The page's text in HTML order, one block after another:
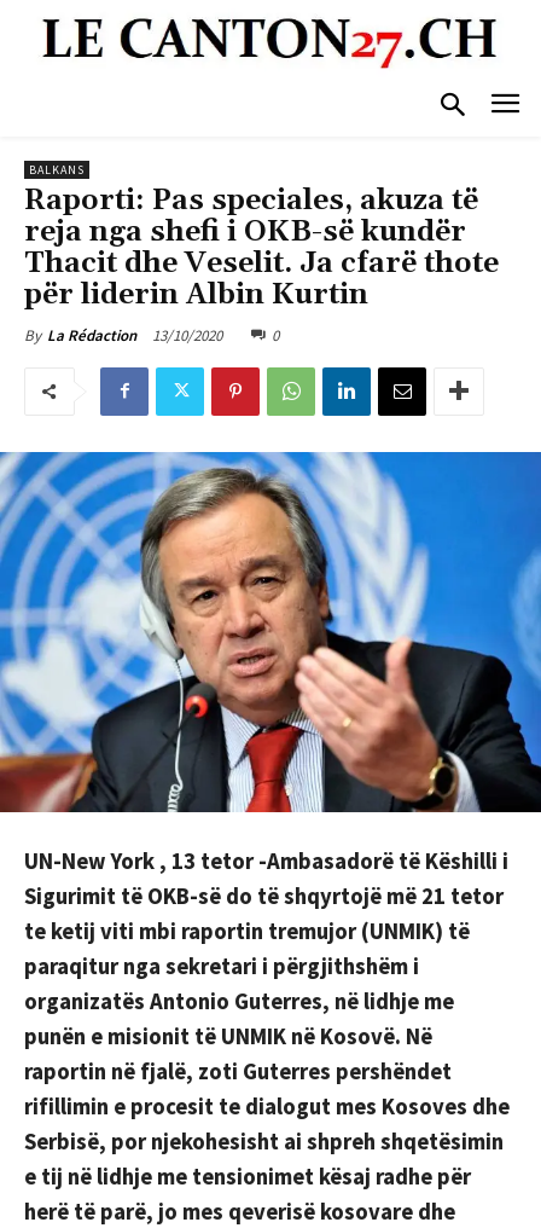
BALKANS
Raporti: Pas speciales, akuza të
reja nga shefi i OKB-së kundër
Thacit dhe Veselit. Ja cfarë thote
për liderin Albin Kurtin
By La Rédaction 13/10/2020 0
UN-New York , 13 tetor -Ambasadorë të Këshilli i
Sigurimit të OKB-së do të shqyrtojë më 21 tetor
te ketij viti mbi raportin tremujor (UNMIK) të
paraqitur nga sekretari i përgjithshëm i
organizatës Antonio Guterres, në lidhje me
punën e misionit të UNMIK në Kosovë. Në
raportin në fjalë, zoti Guterres pershëndet
rifillimin e procesit te dialogut mes Kosoves dhe
Serbisë, por njekohesisht ai shpreh shqetësimin
e tij në lidhje me tensionimet kësaj radhe për
herë të parë, jo mes qeverisë kosovare dhe